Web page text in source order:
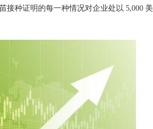
接种证明的每一种情况对企业处以 5,000 美